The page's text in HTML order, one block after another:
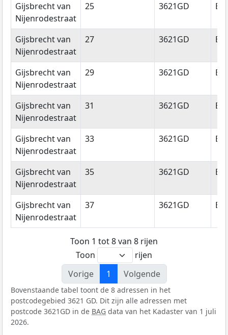
Gijsbrecht van
Nijenrodestraat
25 3621GD
Gijsbrecht van
Nijenrodestraat
27 3621GD
Gijsbrecht van
Nijenrodestraat
29 3621GD
Gijsbrecht van
Nijenrodestraat
31 3621GD
Gijsbrecht van
Nijenrodestraat
33 3621GD
Gijsbrecht van
Nijenrodestraat
35 3621GD
Gijsbrecht van
Nijenrodestraat
37 3621GD
Toon 1 tot 8 van 8 rijen
Toon
rijen
Vorige
1 Volgende
Bovenstaande tabel toont de 8 adressen in het
postcodegebied 3621 GD. Dit zijn alle adressen met
postcode 3621GD in de BAG data van het Kadaster van 1 juli
2026.